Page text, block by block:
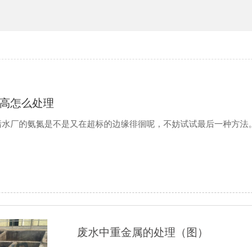
怎么处理
厂的氨氮是不是又在超标的边缘徘徊呢，不妨试试最后一种方法。
废水中重金属的处理（图）